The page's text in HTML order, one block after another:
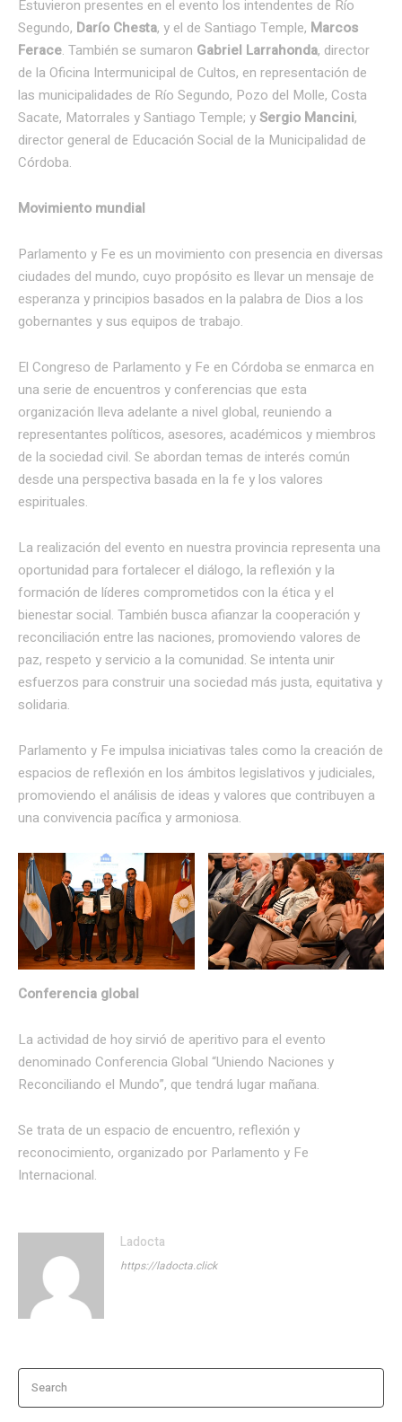
Estuvieron presentes en el evento los intendentes de Río
Segundo, Darío Chesta, y el de Santiago Temple, Marcos
Ferace. También se sumaron Gabriel Larrahonda, director
de la Oficina Intermunicipal de Cultos, en representación de
las municipalidades de Río Segundo, Pozo del Molle, Costa
Sacate, Matorrales y Santiago Temple; ySergio Mancini,
director general de Educación Social de la Municipalidad de
Córdoba.
Movimiento mundial
Parlamento y Fe es un movimiento con presencia en diversas
ciudades del mundo, cuyo propósito es llevar un mensaje de
esperanza y principios basados en la palabra de Dios a los
gobernantes y sus equipos de trabajo.
El Congreso de Parlamento y Fe en Córdoba se enmarca en
una serie de encuentros y conferencias que esta
organización lleva adelante a nivel global, reuniendo a
representantes políticos, asesores, académicos y miembros
de la sociedad civil. Se abordan temas de interés común
desde una perspectiva basada en la fe y los valores
espirituales.
La realización del evento en nuestra provincia representa una
oportunidad para fortalecer el diálogo, la reflexión y la
formación de líderes comprometidos con la ética y el
bienestar social. También busca afianzar la cooperación y
reconciliación entre las naciones, promoviendo valores de
paz, respeto y servicio a la comunidad. Se intenta unir
esfuerzos para construir una sociedad más justa, equitativa y
solidaria.
Parlamento y Fe impulsa iniciativas tales como la creación de
espacios de reflexión en los ámbitos legislativos y judiciales,
promoviendo el análisis de ideas y valores que contribuyen a
una convivencia pacífica y armoniosa.
Conferencia global
La actividad de hoy sirvió de aperitivo para el evento
denominado Conferencia Global “Uniendo Naciones y
Reconciliando el Mundo”, que tendrá lugar mañana.
Se trata de un espacio de encuentro, reflexión y
reconocimiento, organizado por Parlamento y Fe
Internacional.
Ladocta
https://ladocta.click
Search